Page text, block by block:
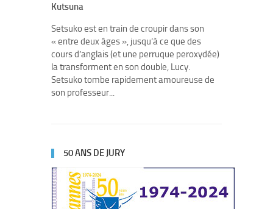
Kutsuna
Setsuko est en train de croupir dans son
« entre deux âges », jusqu’à ce que des
cours d’anglais (et une perruque peroxydée)
la transforment en son double, Lucy.
Setsuko tombe rapidement amoureuse de
son professeur...
50 ANS DE JURY